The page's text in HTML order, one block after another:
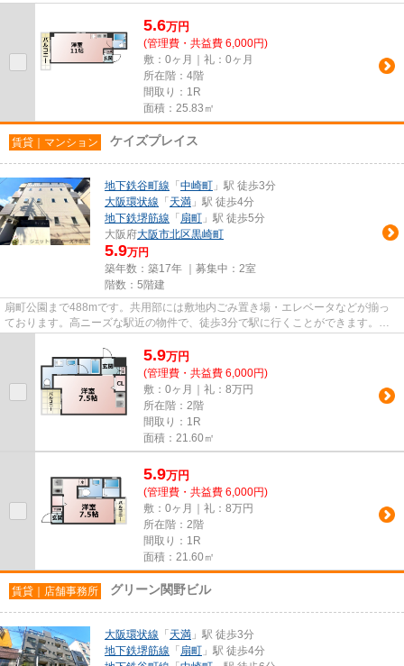
5.6万円
(管理費・共益費 6,000円)
敷：0ヶ月｜礼：0ヶ月
所在階：4階
間取り：1R
面積：25.83㎡
賃貸｜マンション ケイズプレイス
地下鉄谷町線 「 中崎町 」駅 徒歩3分
大阪環状線 「 天満 」駅 徒歩4分
地下鉄堺筋線 「 扇町 」駅 徒歩5分
大阪府大阪市北区黒崎町
5.9万円
築年数：築17年 ｜募集中： 2室
階数：5階建
扇町公園まで488mです。共用部には敷地内ごみ置き場・エレベータなどが揃っ
ております。高ニーズな駅近の物件で、徒歩3分で駅に行くことができます。造
5.9万円
(管理費・共益費 6,000円)
敷：0ヶ月｜礼：8万円
所在階：2階
間取り：1R
面積：21.60㎡
5.9万円
(管理費・共益費 6,000円)
敷：0ヶ月｜礼：8万円
所在階：2階
間取り：1R
面積：21.60㎡
賃貸｜店舗事務所 グリーン関野ビル
大阪環状線 「 天満 」駅 徒歩3分
地下鉄堺筋線 「 扇町 」駅 徒歩4分